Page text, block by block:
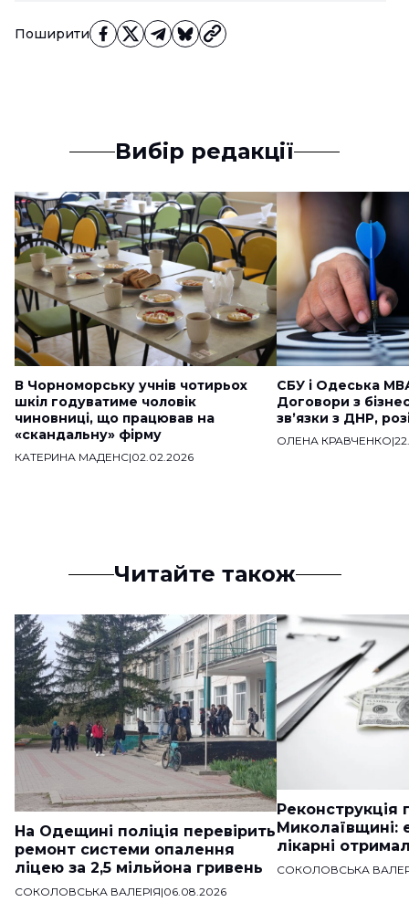
Поширити
Вибір редакції
В Чорноморську учнів чотирьох
шкіл годуватиме чоловік
чиновниці, що працював на
«скандальну» фірму
КАТЕРИНА МАДЕНС|02.02.2026
СБУ і Одеська
Договори з
звʼязки з ДНР,
ОЛЕНА КРАВЧЕНКО|
Читайте також
На Одещині поліція перевірить
ремонт системи опалення
ліцею за 2,5 мільйона гривень
СОКОЛОВСЬКА ВАЛЕРІЯ|06.08.2026
Реконструкція
Миколаївщині:
лікарні
СОКОЛОВСЬКА